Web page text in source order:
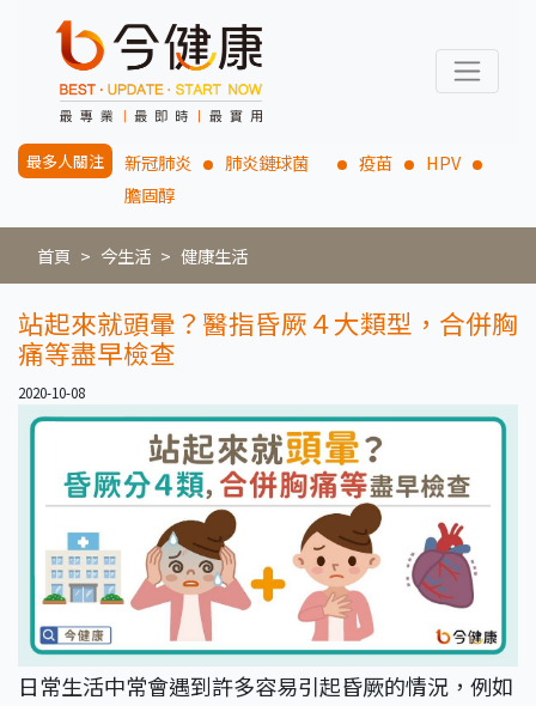
最多人關注 新冠肺炎 肺炎鏈球菌 疫苗
HPV
膽固醇
首頁 今生活 健康生活
站起來就頭暈？醫指昏厥４大類型，合併胸
痛等盡早檢查
2020-10-08
日常生活中常會遇到許多容易引起昏厥的情況，例如